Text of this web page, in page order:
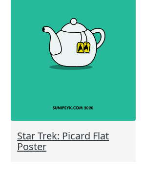
Star Trek: Picard Flat
Poster